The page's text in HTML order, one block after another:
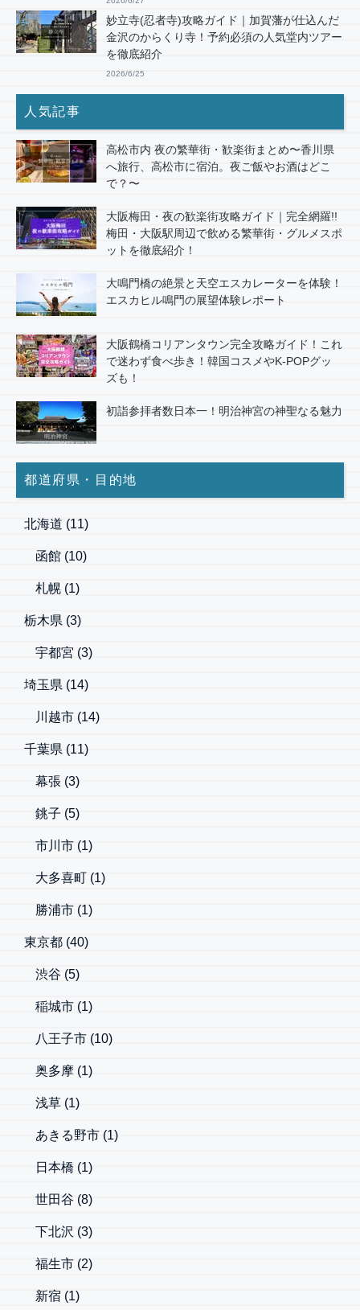
妙立寺(忍者寺)攻略ガイド｜加賀藩が仕込んだ
金沢のからくり寺！予約必須の人気堂内ツアー
を徹底紹介
2026/6/25
人気記事
高松市内 夜の繁華街・歓楽街まとめ〜香川県
へ旅行、高松市に宿泊。夜ご飯やお酒はどこ
で？〜
大阪梅田・夜の歓楽街攻略ガイド｜完全網羅!!
梅田・大阪駅周辺で飲める繁華街・グルメスポ
ットを徹底紹介！
大鳴門橋の絶景と天空エスカレーターを体験！
エスカヒル鳴門の展望体験レポート
大阪鶴橋コリアンタウン完全攻略ガイド！これ
で迷わず食べ歩き！韓国コスメやK-POPグッ
ズも！
初詣参拝者数日本一！明治神宮の神聖なる魅力
都道府県・目的地
北海道 (11)
函館 (10)
札幌 (1)
栃木県 (3)
宇都宮 (3)
埼玉県 (14)
川越市 (14)
千葉県 (11)
幕張 (3)
銚子 (5)
市川市 (1)
大多喜町 (1)
勝浦市 (1)
東京都 (40)
渋谷 (5)
稲城市 (1)
八王子市 (10)
奥多摩 (1)
浅草 (1)
あきる野市 (1)
日本橋 (1)
世田谷 (8)
下北沢 (3)
福生市 (2)
新宿 (1)